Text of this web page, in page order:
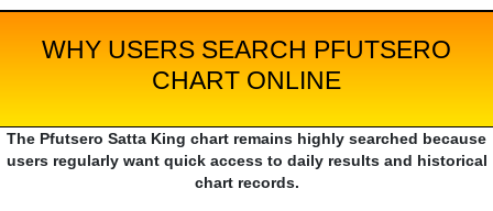
WHY USERS SEARCH PFUTSERO
CHART ONLINE
The Pfutsero Satta King chart remains highly searched because
users regularly want quick access to daily results and historical
chart records.